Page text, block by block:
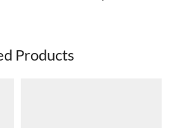
Products